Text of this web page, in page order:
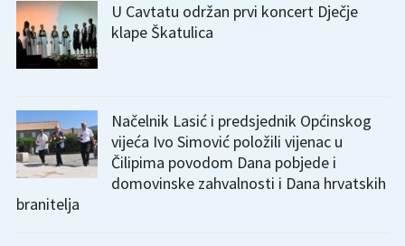
U Cavtatu održan prvi koncert Dječje
klape Škatulica
Načelnik Lasić i predsjednik Općinskog
vijeća Ivo Simović položili vijenac u
Čilipima povodom Dana pobjede i
domovinske zahvalnosti i Dana hrvatskih
branitelja